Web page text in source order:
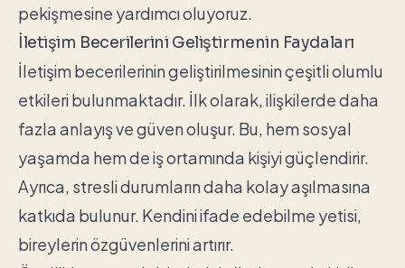
pekişmesine yardımcı oluyoruz.
İletişim Becerilerini Geliştirmenin Faydaları
İletişim becerilerinin geliştirilmesinin çeşitli olumlu
etkileri bulunmaktadır. İlk olarak, ilişkilerde daha
fazla anlayış ve güven oluşur. Bu, hem sosyal
yaşamda hem de iş ortamında kişiyi güçlendirir.
Ayrıca, stresli durumların daha kolay aşılmasına
katkıda bulunur. Kendini ifade edebilme yetisi,
bireylerin özgüvenlerini artırır.